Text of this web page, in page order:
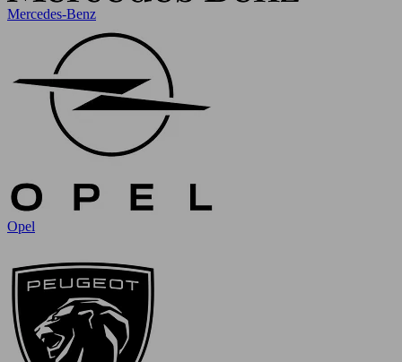
Mercedes-Benz
Opel